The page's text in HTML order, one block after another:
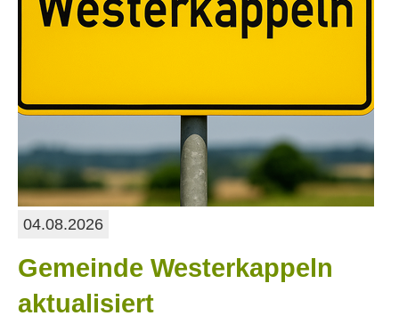
04.08.2026
Gemeinde Westerkappeln
aktualisiert